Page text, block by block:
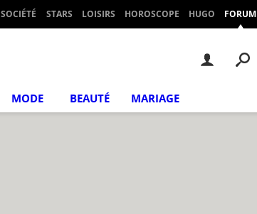
SOCIÉTÉ STARS LOISIRS HOROSCOPE HUGO FORUM
MODE BEAUTÉ MARIAGE